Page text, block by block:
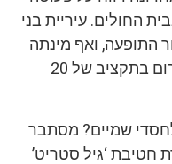
החולים. עיריית בני
התופעה, ואף מינתה
פרויקטור מיוחד שהכין תכנית חירום בתקציב של 20
שמיים? מסתבר
חטיבת ‘גיל סטריט’